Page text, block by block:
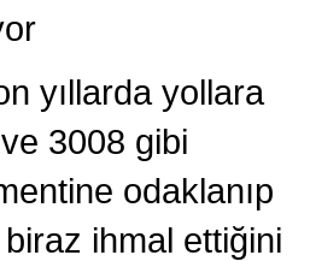
yıllarda yollara
ve 3008 gibi
odaklanıp
ihmal ettiğini